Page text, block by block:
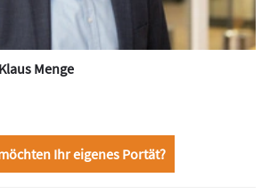
Menge
Ihr eigenes Portät?